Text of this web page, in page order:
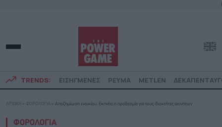
TRENDS: ΕΙΣΗΓΜΕΝΕΣ ΡΕΥΜΑ METLEN
ΑΡΧΙΚΗ » ΦΟΡΟΛΟΓΙΑ » Αποζημίωση ενοικίου: Εκπνέει η προθεσμία για τους ιδιοκτήτες ακινήτων
ΦΟΡΟΛΟΓΙΑ